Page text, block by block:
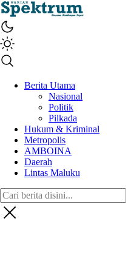
spektrumonline.com
Berita Utama
Nasional
Politik
Pilkada
Hukum & Kriminal
Metropolis
AMBOINA
Daerah
Lintas Maluku